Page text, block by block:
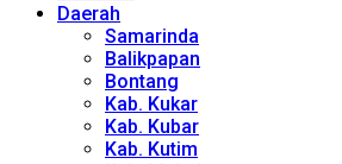
Daerah
Samarinda
Balikpapan
Bontang
Kab. Kukar
Kab. Kubar
Kab. Kutim